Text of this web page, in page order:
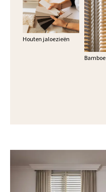
Houten jaloezieën
Bamboe